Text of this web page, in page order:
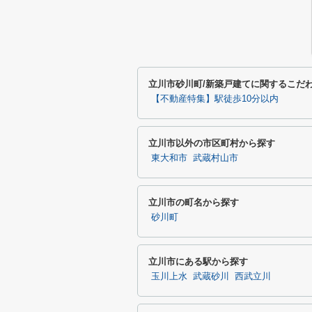
立川市砂川町/新築戸建てに関するこだ
【不動産特集】駅徒歩10分以内
立川市以外の市区町村から探す
東大和市 武蔵村山市
立川市の町名から探す
砂川町
立川市にある駅から探す
玉川上水 武蔵砂川 西武立川